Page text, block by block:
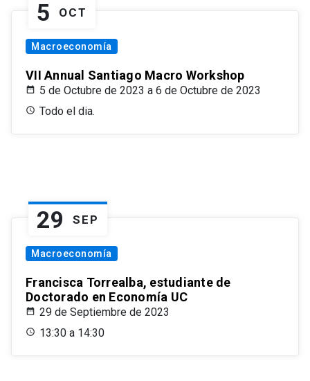
5 OCT
Macroeconomía
VII Annual Santiago Macro Workshop
5 de Octubre de 2023 a 6 de Octubre de 2023
Todo el dia.
29 SEP
Macroeconomía
Francisca Torrealba, estudiante de
Doctorado en Economía UC
29 de Septiembre de 2023
13:30 a 14:30